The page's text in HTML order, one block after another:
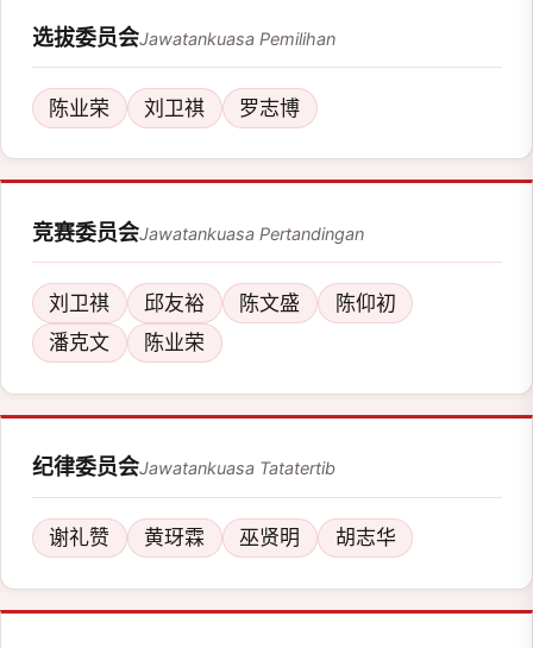
选拔委员会Jawatankuasa Pemilihan
陈业荣 刘卫祺 罗志博
竞赛委员会Jawatankuasa Pertandingan
刘卫祺 邱友裕 陈文盛
陈仰初
潘克文
陈业荣
纪律委员会Jawatankuasa Tatatertib
谢礼赞 黄玡霖 巫贤明 胡志华